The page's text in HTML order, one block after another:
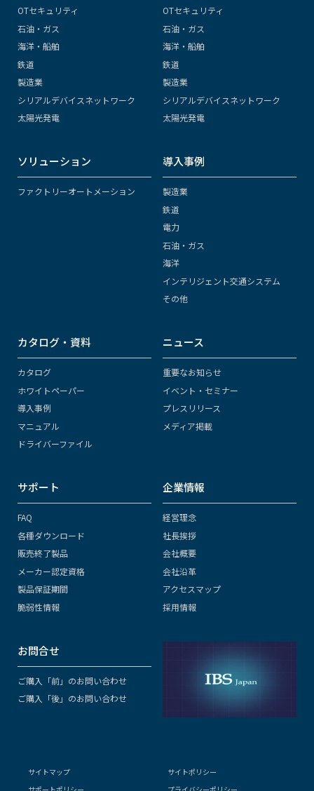
OTセキュリティ
石油・ガス
海洋・船舶
鉄道
製造業
シリアルデバイスネットワーク
太陽光発電
OTセキュリティ
石油・ガス
海洋・船舶
鉄道
製造業
シリアルデバイスネットワーク
太陽光発電
ソリューション
ファクトリーオートメーション
導入事例
製造業
鉄道
電力
石油・ガス
海洋
インテリジェント交通システム
その他
カタログ・資料
カタログ
ホワイトペーパー
導入事例
マニュアル
ドライバーファイル
ニュース
重要なお知らせ
イベント・セミナー
プレスリリース
メディア掲載
サポート
FAQ
各種ダウンロード
販売終了製品
メーカー認定資格
製品保証期間
脆弱性情報
企業情報
経営理念
社長挨拶
会社概要
会社沿革
アクセスマップ
採用情報
お問合せ
ご購入「前」のお問い合わせ
ご購入「後」のお問い合わせ
サイトマップ
サイトポリシー